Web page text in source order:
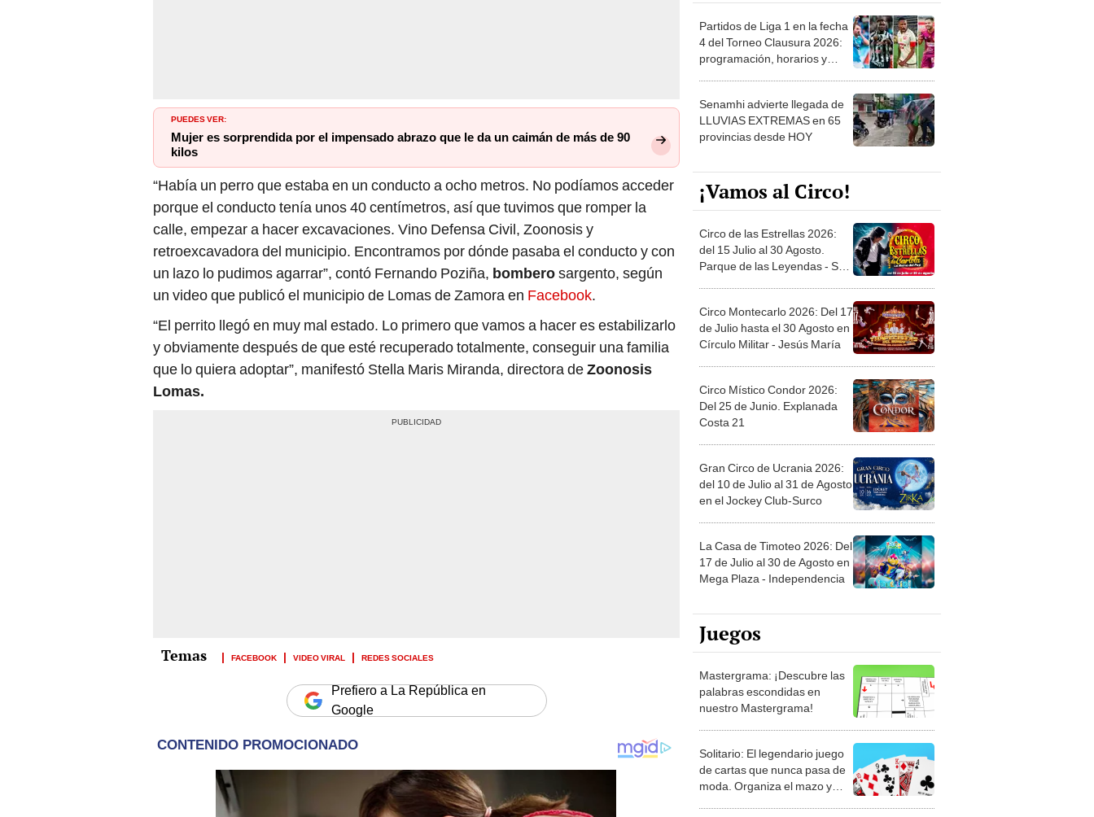
PUEDES VER:
Mujer es sorprendida por el impensado abrazo que le da un caimán de más de 90
kilos
“Había un perro que estaba en un conducto a ocho metros. No podíamos acceder
porque el conducto tenía unos 40 centímetros, así que tuvimos que romper la
calle, empezar a hacer excavaciones. Vino Defensa Civil, Zoonosis y
retroexcavadora del municipio. Encontramos por dónde pasaba el conducto y con
un lazo lo pudimos agarrar”, contó Fernando Poziña, bomberosargento, según
un video que publicó el municipio de Lomas de Zamora en Facebook.
“El perrito llegó en muy mal estado. Lo primero que vamos a hacer es estabilizarlo
y obviamente después de que esté recuperado totalmente, conseguir una familia
que lo quiera adoptar”, manifestó Stella Maris Miranda, directora deZoonosis
Lomas.
FACEBOOK VIDEO VIRAL REDES SOCIALES
Prefiero a La República en
Google
Partidos de Liga 1 en la fecha
4 del Torneo Clausura 2026:
programación, horarios y
Senamhi advierte llegada de
LLUVIAS EXTREMAS en 65
provincias desde HOY
¡Vamos al Circo!
Circo de las Estrellas 2026:
del 15 Julio al 30 Agosto.
Parque de las Leyendas - San
Circo Montecarlo 2026: Del 17
de Julio hasta el 30 Agosto en
Círculo Militar - Jesús María
Circo Místico Condor 2026:
Del 25 de Junio. Explanada
Costa 21
Gran Circo de Ucrania 2026:
del 10 de Julio al 31 de Agosto
en el Jockey Club-Surco
La Casa de Timoteo 2026: Del
17 de Julio al 30 de Agosto en
Mega Plaza - Independencia
Juegos
Mastergrama: ¡Descubre las
palabras escondidas en
nuestro Mastergrama!
Solitario: El legendario juego
de cartas que nunca pasa de
moda. Organiza el mazo y